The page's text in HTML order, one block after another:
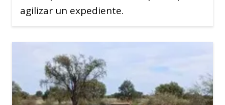
agilizar un expediente.